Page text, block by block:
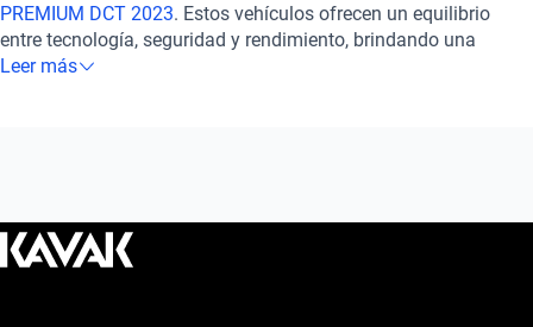
PREMIUM DCT 2023. Estos vehículos ofrecen un equilibrio
entre tecnología, seguridad y rendimiento, brindando una
experiencia de conducción confiable y cómoda. Explora estas
Leer más